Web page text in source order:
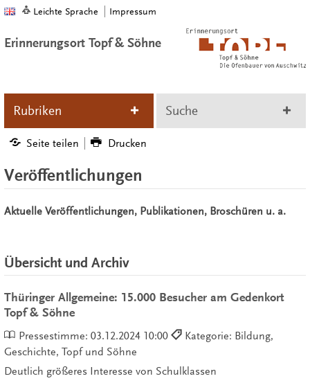
Leichte Sprache Impressum
Erinnerungsort Topf & Söhne
Rubriken Suche
Seite teilen Drucken
Veröffentlichungen
Aktuelle Veröffentlichungen, Publikationen, Broschüren u. a.
Übersicht und Archiv
Thüringer Allgemeine: 15.000 Besucher am Gedenkort
Topf & Söhne
Pressestimme: 03.12.2024 10:00
Kategorie: Bildung,
Geschichte, Topf und Söhne
Deutlich größeres Interesse von Schulklassen